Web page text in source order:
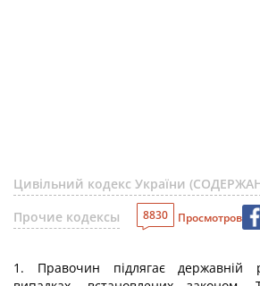
Цивільний кодекс України
Прочие кодексы
8830 Просмотров
1. Правочин підлягає державній